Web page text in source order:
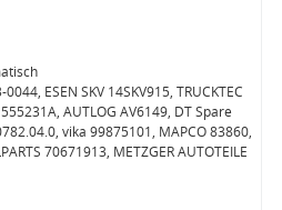
ESEN SKV 14SKV915, TRUCKTEC
AUTLOG AV6149, DT Spare
vika 99875101, MAPCO 83860,
70671913, METZGER AUTOTEILE